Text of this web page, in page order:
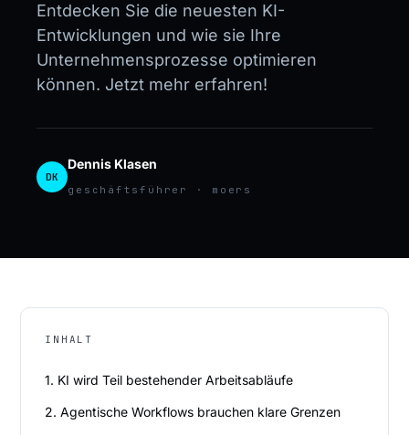
Entdecken Sie die neuesten KI-
Entwicklungen und wie sie Ihre
Unternehmensprozesse optimieren
können. Jetzt mehr erfahren!
DK
Dennis Klasen
geschäftsführer · moers
INHALT
1. KI wird Teil bestehender Arbeitsabläufe
2. Agentische Workflows brauchen klare Grenzen